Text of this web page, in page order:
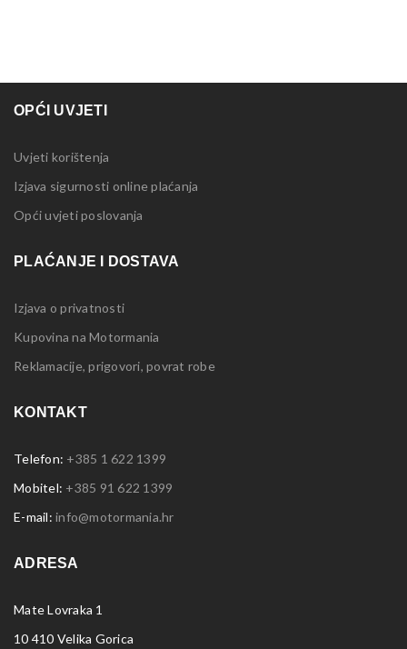
OPĆI UVJETI
Uvjeti korištenja
Izjava sigurnosti online plaćanja
Opći uvjeti poslovanja
PLAĆANJE I DOSTAVA
Izjava o privatnosti
Kupovina na Motormania
Reklamacije, prigovori, povrat robe
KONTAKT
Telefon: +385 1 622 1399
Mobitel: +385 91 622 1399
E-mail: info@motormania.hr
ADRESA
Mate Lovraka 1
10 410 Velika Gorica